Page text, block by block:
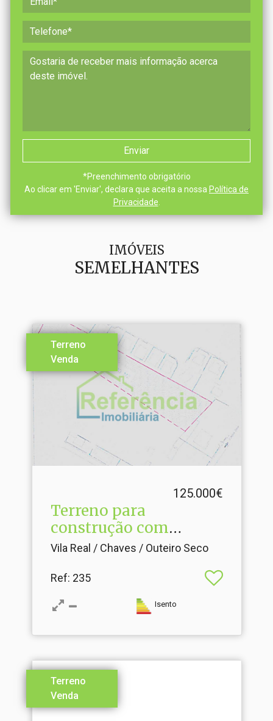
*Preenchimento obrigatório
Ao clicar em 'Enviar', declara que aceita a nossa Política de
Privacidade
IMÓVEIS
SEMELHANTES
Terreno
Venda
125.000€
Terreno para
construção com
projeto aprovado.​..
Vila Real / Chaves / Outeiro Seco
Ref: 235
Isento
Terreno
Venda